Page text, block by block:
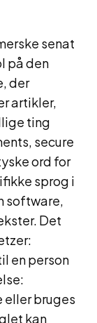
senat
på den
der
artikler,
ting
secure
ord for
sprog i
software,
Det
en person
eller bruges
kan